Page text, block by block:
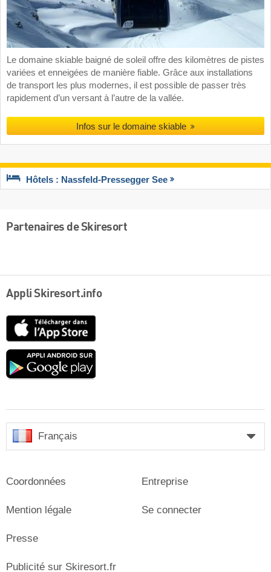
Le domaine skiable baigné de soleil offre des kilomètres de pistes
variées et enneigées de manière fiable. Grâce aux installations
de transport les plus modernes, il est possible de passer très
rapidement d’un versant à l’autre de la vallée.
Infos sur le domaine skiable
Hôtels : Nassfeld-Pressegger See
Partenaires de Skiresort
Appli Skiresort.info
Google
Français
Coordonnées
Mention légale
Presse
Entreprise
Se connecter
Publicité sur Skiresort.fr